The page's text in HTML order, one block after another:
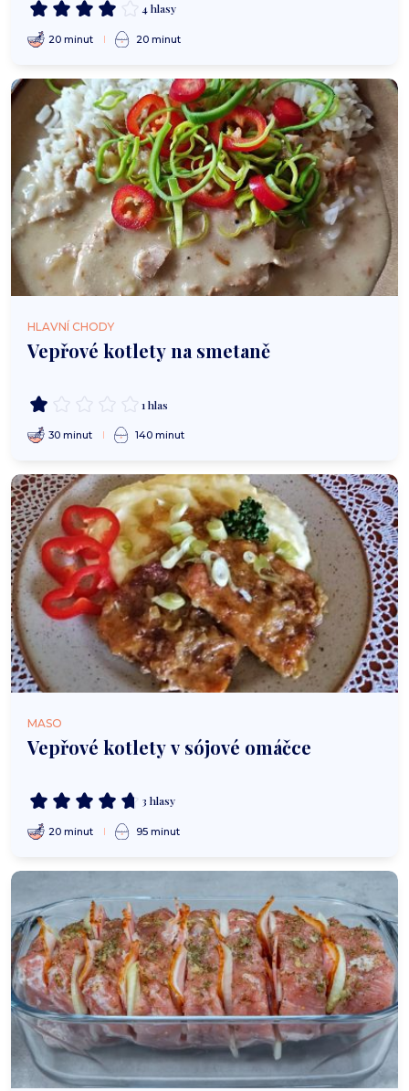
4 hlasy
20 minut 20 minut
HLAVNÍ CHODY
Vepřové kotlety na smetaně
1 hlas
30 minut 140 minut
MASO
Vepřové kotlety v sójové omáčce
3 hlasy
20 minut 95 minut